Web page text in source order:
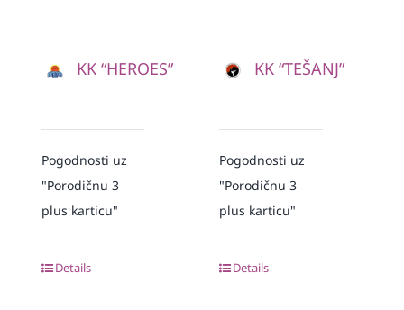
KK “HEROES”
Pogodnosti uz
"Porodičnu 3
plus karticu"
Details
KK “TEŠANJ”
Pogodnosti uz
"Porodičnu 3
plus karticu"
Details